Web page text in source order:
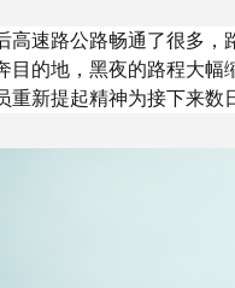
高速路公路畅通了很多
目的地，黑夜的路程大幅
重新提起精神为接下来数